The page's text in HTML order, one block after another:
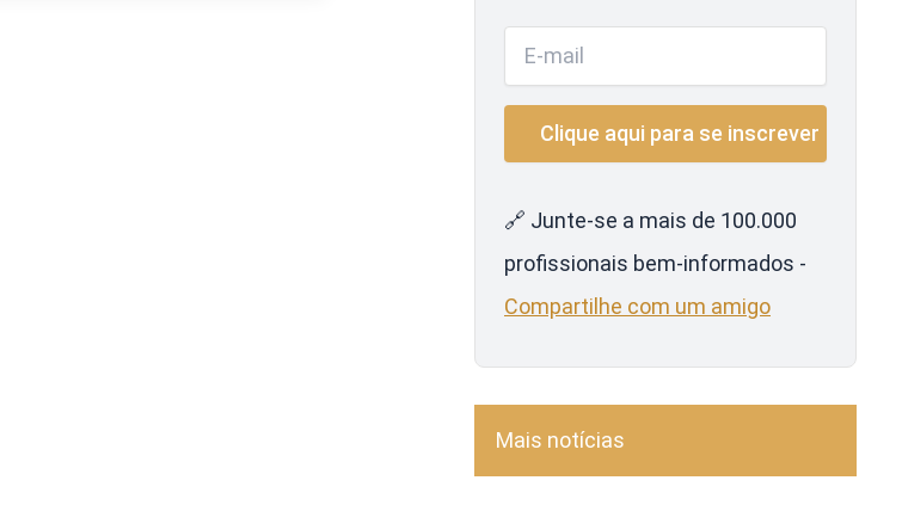
🔗 Junte-se a mais de 100.000
profissionais bem-informados -
Compartilhe com um amigo
Mais notícias